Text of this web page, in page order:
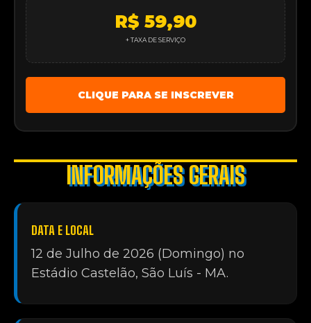
R$ 59,90
+ TAXA DE SERVIÇO
CLIQUE PARA SE INSCREVER
INFORMAÇÕES GERAIS
DATA E LOCAL
12 de Julho de 2026 (Domingo) no
Estádio Castelão, São Luís - MA.